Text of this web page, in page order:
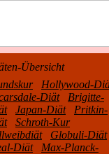
Übersicht
Hollywood-
Diät
Brigitte-
Japan-Diät
Pritkin-
Schroth-Kur
Globuli-Diät
Diät
Max-Planck-